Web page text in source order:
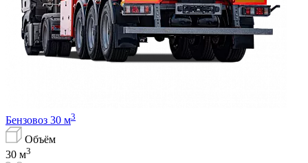
Бензовоз 30 м3
Объём
30 м3